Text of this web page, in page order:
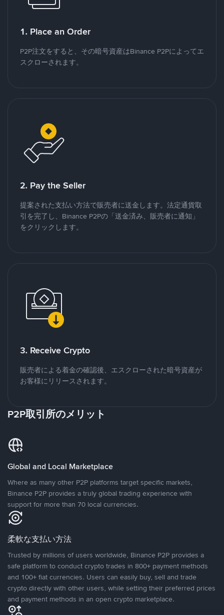
1. Place an Order
P2P注文をすると、その暗号資産はBinance P2Pによってエ
スクローされます。
2. Pay the Seller
提案された支払い方法で販売者に送金します。法定通貨取
引を完了し、Binance P2Pの「送金済み、販売者に通知」
をクリックします。
3. Receive Crypto
販売者による着金の確認後、エスクローされた暗号資産が
お客様にリリースされます。
P2P取引所のメリット
Global and Local Marketplace
Where as many other P2P platforms target specific markets,
Binance P2P provides a truly global trading experience with
support for more than 70 local currencies.
柔軟な支払い方法
Trusted by millions of users worldwide, Binance P2P provides a
safe platform to conduct crypto trades in 800+ payment methods
and 100+ fiat currencies. Users can easily buy, sell and trade
crypto directly with other users, while setting their preferred prices
and payment methods in an open crypto marketplace.